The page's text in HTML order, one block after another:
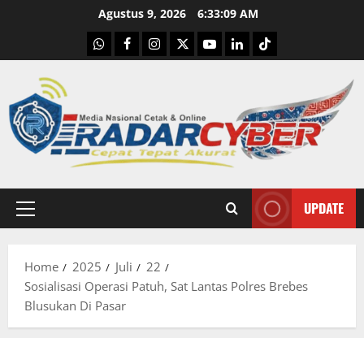
Agustus 9, 2026 6:33:10 AM
WhatsApp
Facebook
Instagram
X YoutubelinkedinTiktok
Primary
UPDATE
Home 2025 Juli
22
Sosialisasi Operasi Patuh, Sat Lantas Polres Brebes
Blusukan Di Pasar